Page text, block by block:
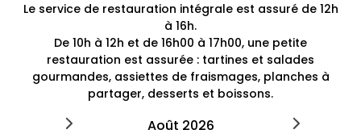
Le service de restauration intégrale est assuré de 12h
à 16h.
De 10h à 12h et de 16h00 à 17h00, une petite
restauration est assurée : tartines et salades
gourmandes, assiettes de fraismages, planches à
partager, desserts et boissons.
août 2026